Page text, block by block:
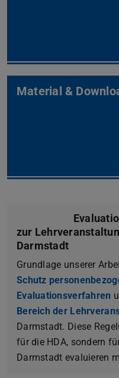
Material &
zur
Darmstadt
Grundlage unserer
Schutz
Evaluationsverfahren
Bereich der
Darmstadt. Diese
für die HDA, sondern
Darmstadt evaluieren